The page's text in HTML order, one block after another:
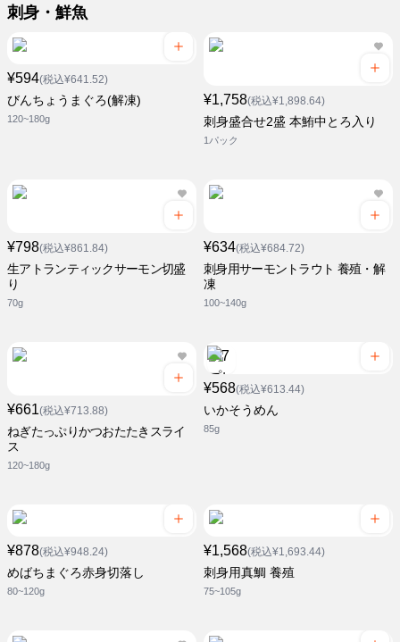
刺身・鮮魚
¥594(税込¥641.52)
びんちょうまぐろ(解凍)
120~180g
¥1,758(税込¥1,898.64)
刺身盛合せ2盛 本鮪中とろ入り
1パック
¥798(税込¥861.84)
生アトランティックサーモン切盛
り
70g
¥634(税込¥684.72)
刺身用サーモントラウト 養殖・解
凍
100~140g
¥661(税込¥713.88)
ねぎたっぷりかつおたたきスライ
ス
120~180g
¥568(税込¥613.44)
いかそうめん
85g
¥878(税込¥948.24)
めばちまぐろ赤身切落し
80~120g
¥1,568(税込¥1,693.44)
刺身用真鯛 養殖
75~105g